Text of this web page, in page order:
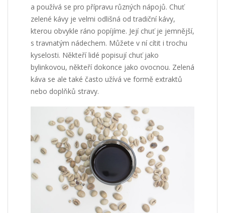
a používá se pro přípravu různých nápojů. Chuť
zelené kávy je velmi odlišná od tradiční kávy,
kterou obvykle ráno popíjíme. Její chuť je jemnější,
s travnatým nádechem. Můžete v ní cítit i trochu
kyselosti. Někteří lidé popisují chuť jako
bylinkovou, někteří dokonce jako ovocnou. Zelená
káva se ale také často užívá ve formě extraktů
nebo doplňků stravy.